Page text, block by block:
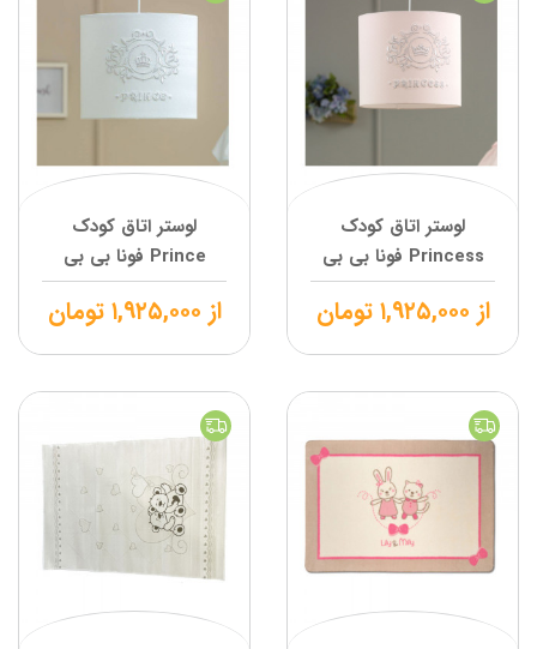
لوستر اتاق کودک
Princess فونا بی بی
از ۱,۹۲۵,۰۰۰ تومان
لوستر اتاق کودک
Prince فونا بی بی
از ۱,۹۲۵,۰۰۰ تومان